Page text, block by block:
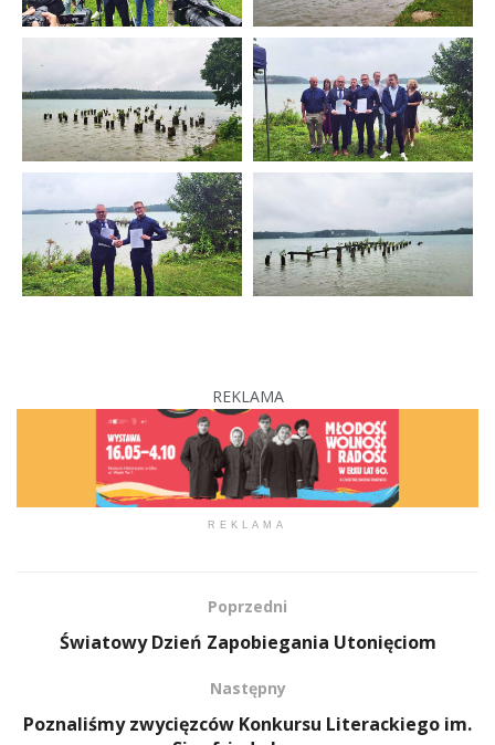
REKLAMA
REKLAMA
Poprzedni
Światowy Dzień Zapobiegania Utonięciom
Następny
Poznaliśmy zwycięzców Konkursu Literackiego im.